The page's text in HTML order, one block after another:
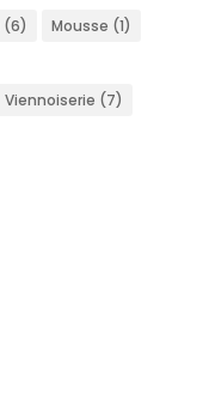
(6) Mousse (1)
Viennoiserie (7)